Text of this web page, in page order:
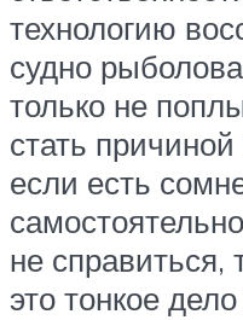
технологию
судно
только не
стать
если есть
не справиться,
это тонкое